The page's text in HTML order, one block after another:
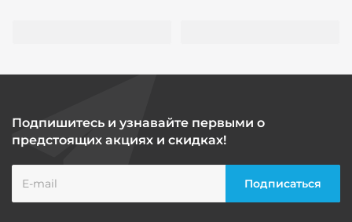
Подпишитесь и узнавайте первыми о
предстоящих акциях и скидках!